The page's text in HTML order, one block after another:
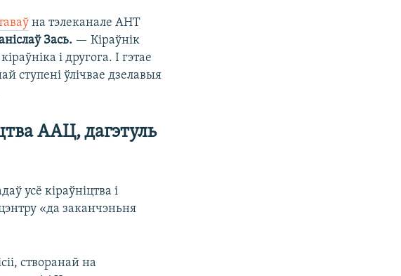
на тэлеканале АНТ
Зась. —​ Кіраўнік
і другога. І гэтае
ступені ўлічвае дзелавыя
ААЦ, дагэтуль
усё кіраўніцтва і
«да заканчэньня
створанай на